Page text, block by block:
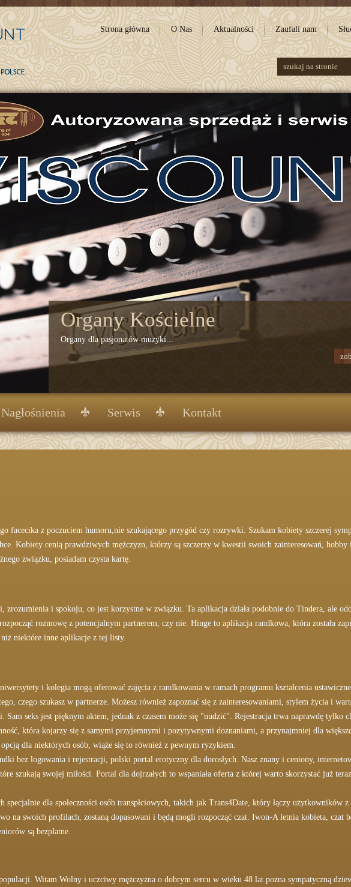
Strona główna O Nas Aktualności Zaufali nam
Organy Kościelne
Organy dla pasjonatów muzyki...
Nagłośnienia Serwis Kontakt
facecika z poczuciem humoru,nie szukającego przygód czy rozrywki. Szukam kobiety szczerej
Kobiety cenią prawdziwych mężczyzn, którzy są szczerzy w kwestii swoich zainteresowań, hobby
związku, posiadam czysta kartę.
zrozumienia i spokoju, co jest korzystne w związku. Ta aplikacja działa podobnie do Tindera, ale
rozmowę z potencjalnym partnerem, czy nie. Hinge to aplikacja randkowa, która została
niektóre inne aplikacje z tej listy.
i kolegia mogą oferować zajęcia z randkowania w ramach programu kształcenia
czego szukasz w partnerze. Możesz również zapoznać się z zainteresowaniami, stylem życia i
Sam seks jest pięknym aktem, jednak z czasem może się "nudzić". Rejestracja trwa naprawdę tylko
która kojarzy się z samymi przyjemnymi i pozytywnymi doznaniami, a przynajmniej dla
dla niektórych osób, wiąże się to również z pewnym ryzykiem.
bez logowania i rejestracji, polski portal erotyczny dla dorosłych. Nasz znany i ceniony,
szukają swojej miłości. Portal dla dojrzałych to wspaniała oferta z której warto skorzystać już
dla społeczności osób transpłciowych, takich jak Trans4Date, który łączy użytkowników z
na swoich profilach, zostaną dopasowani i będą mogli rozpocząć czat. Iwon-A letnia kobieta, czat
są bezpłatne.
Witam Wolny i uczciwy mężczyzna o dobrym sercu w wieku 48 lat pozna sympatyczną